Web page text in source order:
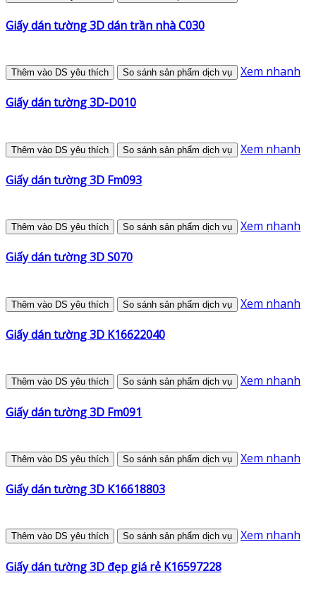
Giấy dán tường 3D dán trần nhà C030
Thêm vào DS yêu thích So sánh sản phẩm dịch vụ Xem nhanh
Giấy dán tường 3D-D010
Thêm vào DS yêu thích So sánh sản phẩm dịch vụ Xem nhanh
Giấy dán tường 3D Fm093
Thêm vào DS yêu thích So sánh sản phẩm dịch vụ Xem nhanh
Giấy dán tường 3D S070
Thêm vào DS yêu thích So sánh sản phẩm dịch vụ Xem nhanh
Giấy dán tường 3D K16622040
Thêm vào DS yêu thích So sánh sản phẩm dịch vụ Xem nhanh
Giấy dán tường 3D Fm091
Thêm vào DS yêu thích So sánh sản phẩm dịch vụ Xem nhanh
Giấy dán tường 3D K16618803
Thêm vào DS yêu thích So sánh sản phẩm dịch vụ Xem nhanh
Giấy dán tường 3D đẹp giá rẻ K16597228